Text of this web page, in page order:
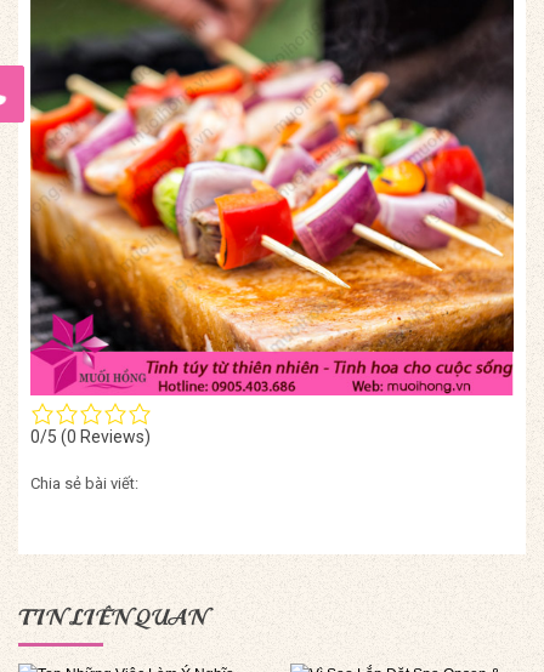
0/5 (0 Reviews)
Chia sẻ bài viết:
TIN LIÊN QUAN